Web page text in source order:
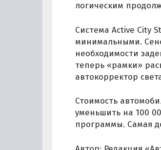
логическим
Система Active City
минимальными.
необходимости
теперь «рамки»
автокорректор
Стоимость
уменьшить на 100
программы. Самая